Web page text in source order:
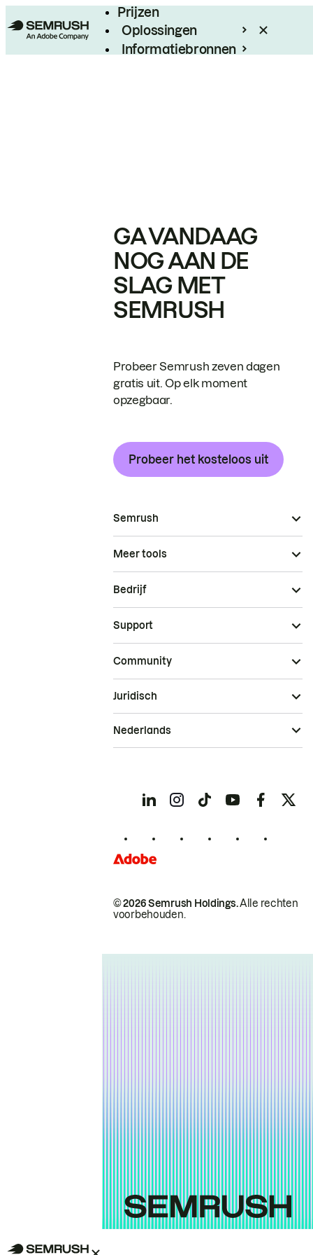
Prijzen
Oplossingen
Informatiebronnen
GA VANDAAG
NOG AAN DE
SLAG MET
SEMRUSH
Probeer Semrush zeven dagen
gratis uit. Op elk moment
opzegbaar.
Probeer het kosteloos uit
Semrush
Meer tools
Bedrijf
Support
Community
© 2026 Semrush Holdings.Alle rechten
voorbehouden.
Juridisch
Nederlands